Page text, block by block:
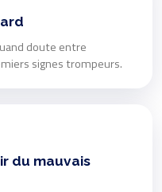
doute entre
signes trompeurs.
du mauvais